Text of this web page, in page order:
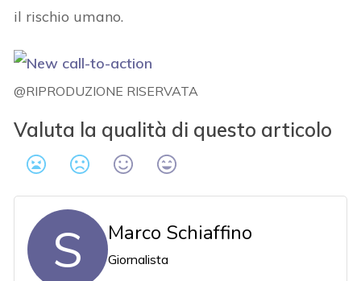
il rischio umano.
@RIPRODUZIONE RISERVATA
Valuta la qualità di questo articolo
S Marco Schiaffino
Giornalista